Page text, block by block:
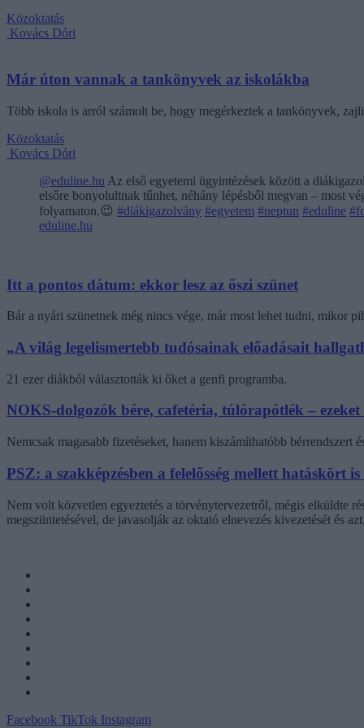
Közoktatás
Kovács Dóri
Már úton vannak a tankönyvek az iskolákba
Több iskola is arról számolt be, hogy megérkeztek a tankönyvek,
Közoktatás
Kovács Dóri
@eduline.hu Az első egyetemi ügyintézések között a
elsőre bonyolultnak tűnhet, néhány lépésből megvan – most
folyamaton.😉 #diákigazolvány #egyetem #neptun #eduline
eduline.hu
Itt a pontos dátum: ekkor lesz az őszi szünet
Bár a nyári szünetnek még nincs vége, már most lehet tudni, mikor
„A világ legelismertebb tudósainak előadásait
21 ezer diákból választották ki őket a genfi programba.
NOKS-dolgozók bére, cafetéria, túlórapótlék –
Nemcsak magasabb fizetéseket, hanem kiszámíthatóbb
PSZ: a szakképzésben a felelősség mellett hatáskört
Nem volt közvetlen egyeztetés a törvénytervezetről, mégis elküldte
megszüntetésével, de javasolják az oktató elnevezés kivezetését és
Facebook TikTok Instagram